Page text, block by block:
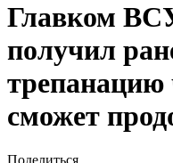
Главком
получил
трепанацию
сможет
Поделиться